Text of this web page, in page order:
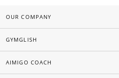
OUR COMPANY
GYMGLISH
AIMIGO COACH